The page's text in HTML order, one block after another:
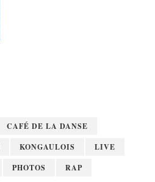
CAFÉ DE LA DANSE
KONGAULOIS
LIVE
PHOTOS
RAP